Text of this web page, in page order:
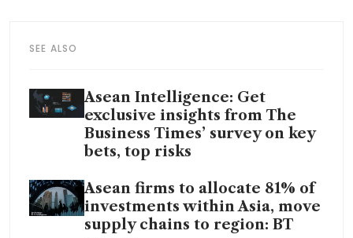
SEE ALSO
Asean Intelligence: Get
exclusive insights from The
Business Times’ survey on key
bets, top risks
Asean firms to allocate 81% of
investments within Asia, move
supply chains to region: BT